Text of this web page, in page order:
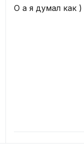
О а я думал как )